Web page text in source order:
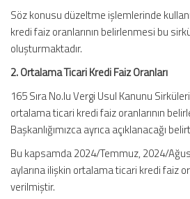
Söz konusu düzeltme işlemlerinde
kredi faiz oranlarının belirlenmesi bu
oluşturmaktadır.
2. Ortalama Ticari Kredi Faiz Oranları
165 Sıra No.lu Vergi Usul Kanunu
ortalama ticari kredi faiz oranlarının
Başkanlığımızca ayrıca açıklanacağı
Bu kapsamda 2024/Temmuz, 2024/
aylarına ilişkin ortalama ticari kredi faiz
verilmiştir.